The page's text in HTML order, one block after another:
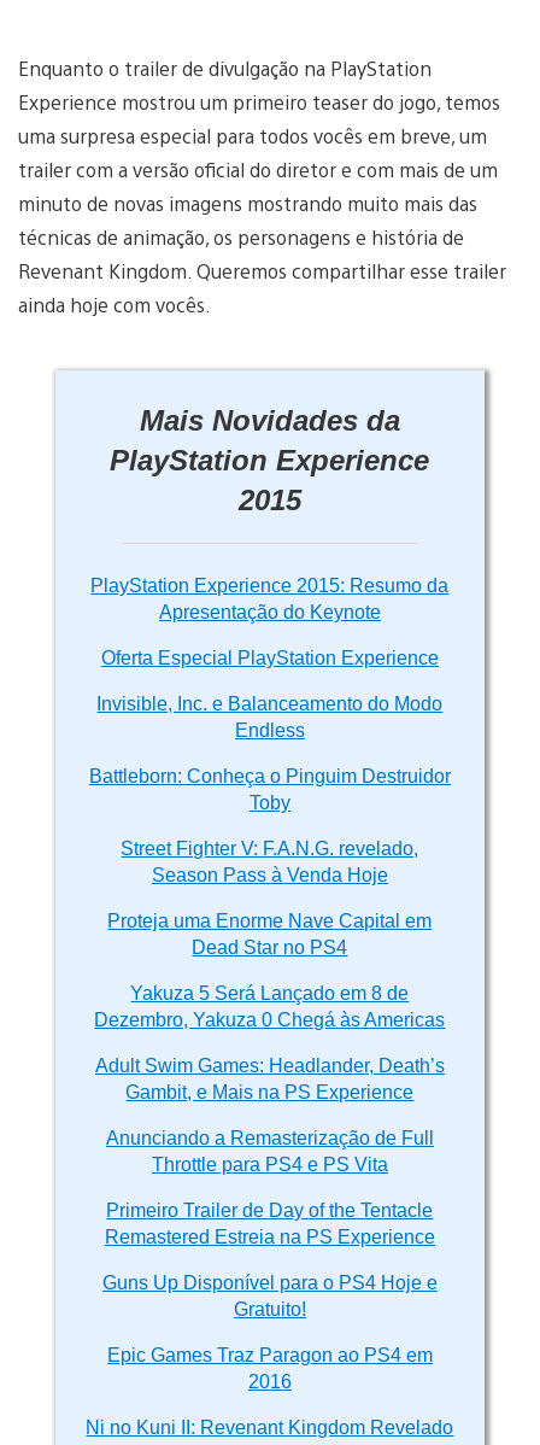
Enquanto o trailer de divulgação na PlayStation
Experience mostrou um primeiro teaser do jogo, temos
uma surpresa especial para todos vocês em breve, um
trailer com a versão oficial do diretor e com mais de um
minuto de novas imagens mostrando muito mais das
técnicas de animação, os personagens e história de
Revenant Kingdom. Queremos compartilhar esse trailer
ainda hoje com vocês.
Mais Novidades da
PlayStation Experience
2015
PlayStation Experience 2015: Resumo da
Apresentação do Keynote
Oferta Especial PlayStation Experience
Invisible, Inc. e Balanceamento do Modo
Endless
Battleborn: Conheça o Pinguim Destruidor
Toby
Street Fighter V: F.A.N.G. revelado,
Season Pass à Venda Hoje
Proteja uma Enorme Nave Capital em
Dead Star no PS4
Yakuza 5 Será Lançado em 8 de
Dezembro, Yakuza 0 Chegá às Americas
Adult Swim Games: Headlander, Death’s
Gambit, e Mais na PS Experience
Anunciando a Remasterização de Full
Throttle para PS4 e PS Vita
Primeiro Trailer de Day of the Tentacle
Remastered Estreia na PS Experience
Guns Up Disponível para o PS4 Hoje e
Gratuito!
Epic Games Traz Paragon ao PS4 em
2016
Ni no Kuni II: Revenant Kingdom Revelado